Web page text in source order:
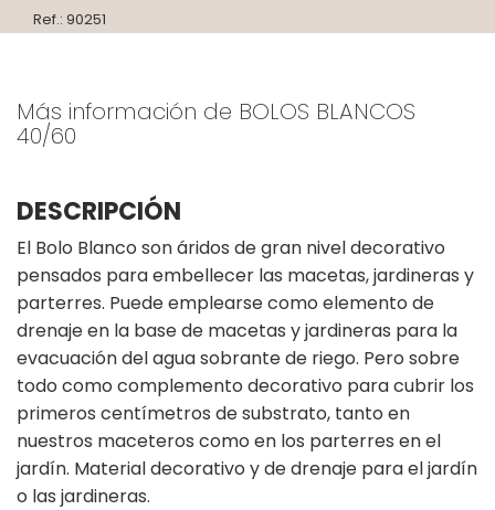
Ref.: 90251
Más información de BOLOS BLANCOS
40/60
DESCRIPCIÓN
El Bolo Blanco son áridos de gran nivel decorativo
pensados para embellecer las macetas, jardineras y
parterres. Puede emplearse como elemento de
drenaje en la base de macetas y jardineras para la
evacuación del agua sobrante de riego. Pero sobre
todo como complemento decorativo para cubrir los
primeros centímetros de substrato, tanto en
nuestros maceteros como en los parterres en el
jardín. Material decorativo y de drenaje para el jardín
o las jardineras.